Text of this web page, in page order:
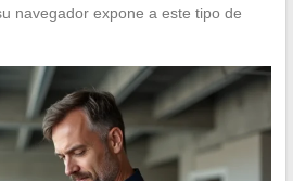
navegador expone a este tipo de